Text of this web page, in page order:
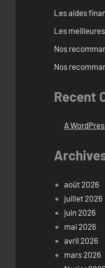
Les aides
Les
Nos
Nos
Recent
A
août 2026
juillet 2026
juin 2026
mai 2026
avril 2026
mars 2026